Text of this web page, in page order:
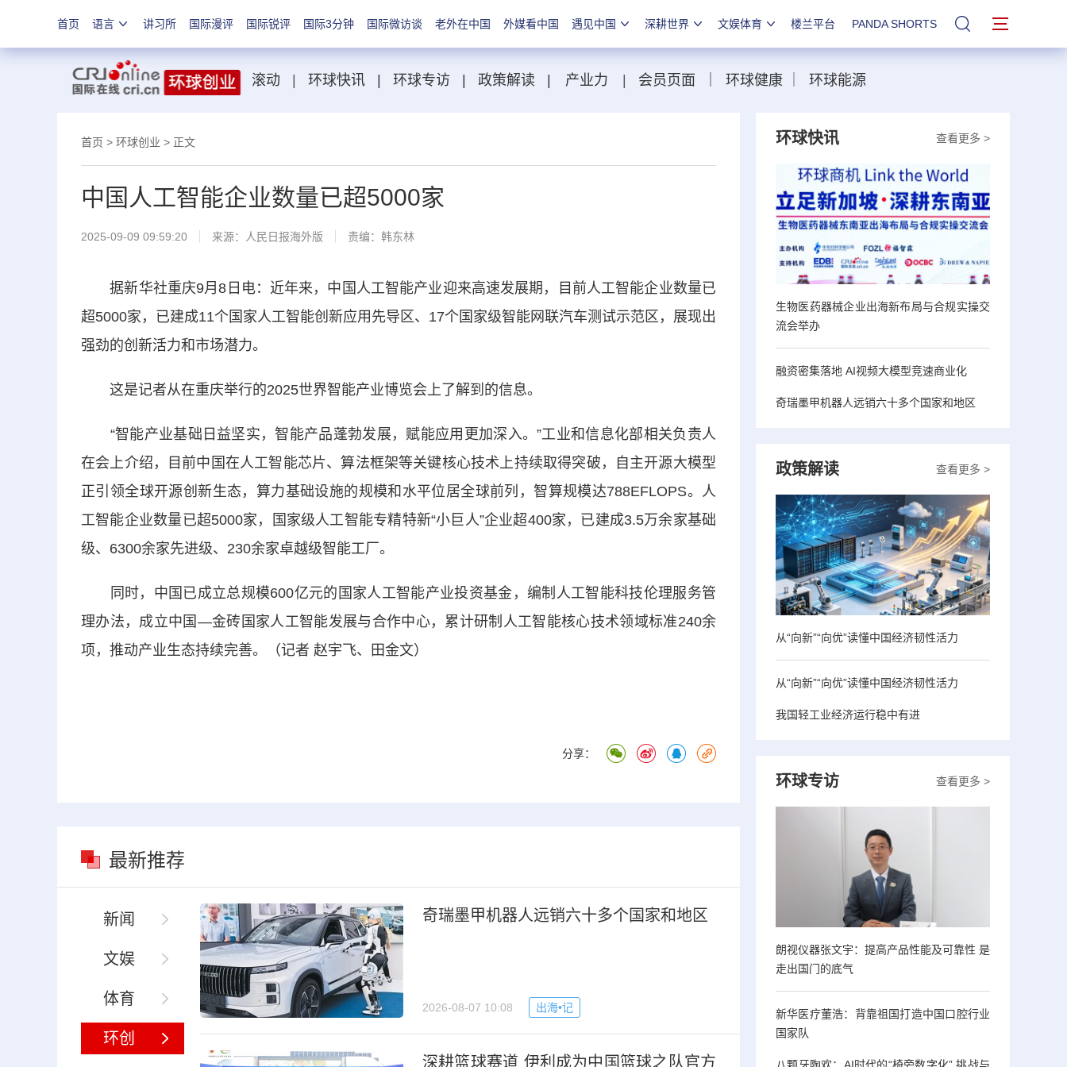
首页 语言 讲习所 国际漫评 国际锐评 国际3分钟 国际微访谈 老外在中国 外媒看中国 遇见中国 深耕世界 文娱体育 楼兰平台 PANDA SHORTS 站内搜索
滚动 环球快讯 环球专访 政策解读 产业力 会员页面 环球健康 环球能源
首页 > 环球创业 > 正文
中国人工智能企业数量已超5000家
2025-09-09 09:59:20 来源： 人民日报海外版 责编：韩东林
据新华社重庆9月8日电：近年来，中国人工智能产业迎来高速发展期，目前人工智能企业数量已
超5000家，已建成11个国家人工智能创新应用先导区、17个国家级智能网联汽车测试示范区，展现出
强劲的创新活力和市场潜力。
这是记者从在重庆举行的2025世界智能产业博览会上了解到的信息。
“智能产业基础日益坚实，智能产品蓬勃发展，赋能应用更加深入。”工业和信息化部相关负责人
在会上介绍，目前中国在人工智能芯片、算法框架等关键核心技术上持续取得突破，自主开源大模型
正引领全球开源创新生态，算力基础设施的规模和水平位居全球前列，智算规模达788EFLOPS。人
工智能企业数量已超5000家，国家级人工智能专精特新“小巨人”企业超400家，已建成3.5万余家基础
级、6300余家先进级、230余家卓越级智能工厂。
同时，中国已成立总规模600亿元的国家人工智能产业投资基金，编制人工智能科技伦理服务管
理办法，成立中国—金砖国家人工智能发展与合作中心，累计研制人工智能核心技术领域标准240余
项，推动产业生态持续完善。（记者 赵宇飞、田金文）
分享：
最新推荐
新闻
文娱
体育
环创
奇瑞墨甲机器人远销六十多个国家和地区
2026-08-07 10:08 出海•记
深耕篮球赛道 伊利成为中国篮球之队官方
查看更多 >
环球快讯
生物医药器械企业出海新布局与合规实操交
流会举办
融资密集落地 AI视频大模型竞速商业化
奇瑞墨甲机器人远销六十多个国家和地区
查看更多 >
政策解读
从“向新”“向优”读懂中国经济韧性活力
从“向新”“向优”读懂中国经济韧性活力
我国轻工业经济运行稳中有进
查看更多 >
环球专访
朗视仪器张文宇：提高产品性能及可靠性 是
走出国门的底气
新华医疗董浩：背靠祖国打造中国口腔行业
国家队